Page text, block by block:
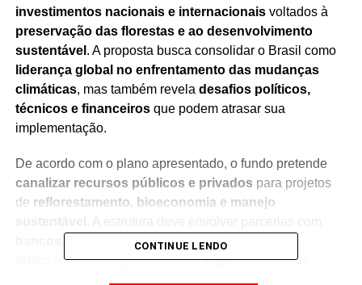
investimentos nacionais e internacionaisvoltados à
preservação das florestas e ao desenvolvimento
sustentável . A proposta busca consolidar o Brasil como
liderança global no enfrentamento das mudanças
climáticas, mas também revela desafios políticos,
técnicos e financeirosque podem atrasar sua
implementação.
De acordo com o plano apresentado, o fundo pretende
canalizar recursos públicos e privados para projetos
de reflorestamento, bioeconomia e manejo
bancos de desenvolvimento, organizações
internacionais e governos estrangeiros, além de
CONTINUE LENDO